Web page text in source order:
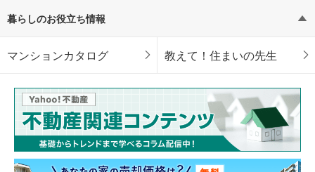
暮らしのお役立ち情報
マンションカタログ 教えて！住まいの先生